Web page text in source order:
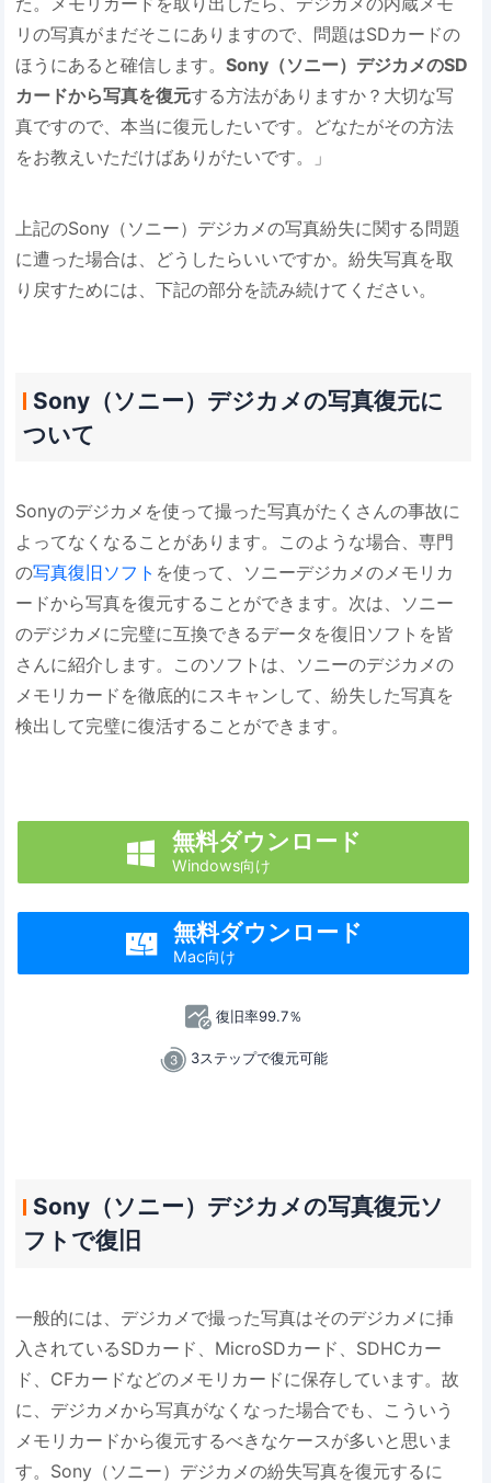
リの写真がまだそこにありますので、問題はSDカードの
ほうにあると確信します。Sony（ソニー）デジカメのSD
カードから写真を復元する方法がありますか？大切な写
真ですので、本当に復元したいです。どなたがその方法
をお教えいただけばありがたいです。」
上記のSony（ソニー）デジカメの写真紛失に関する問題
に遭った場合は、どうしたらいいですか。紛失写真を取
り戻すためには、下記の部分を読み続けてください。
Sony（ソニー）デジカメの写真復元に
ついて
Sonyのデジカメを使って撮った写真がたくさんの事故に
よってなくなることがあります。このような場合、専門
の写真復旧ソフト を使って、ソニーデジカメのメモリカ
ードから写真を復元することができます。次は、ソニー
のデジカメに完璧に互換できるデータを復旧ソフトを皆
さんに紹介します。このソフトは、ソニーのデジカメの
メモリカードを徹底的にスキャンして、紛失した写真を
検出して完璧に復活することができます。
 無料ダウンロード
Windows向け
 無料ダウンロード
Mac向け
復旧率99.7％
3ステップで復元可能
Sony（ソニー）デジカメの写真復元ソ
フトで復旧
一般的には、デジカメで撮った写真はそのデジカメに挿
入されているSDカード、MicroSDカード、SDHCカー
ド、CFカードなどのメモリカードに保存しています。故
に、デジカメから写真がなくなった場合でも、こういう
メモリカードから復元するべきなケースが多いと思いま
す。Sony（ソニー）デジカメの紛失写真を復元するに